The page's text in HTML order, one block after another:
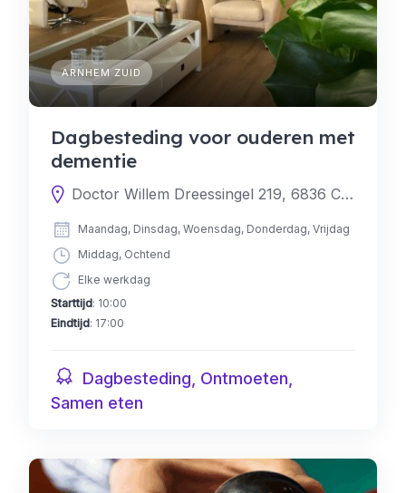
ARNHEM ZUID
Dagbesteding voor ouderen met
dementie
Doctor Willem Dreessingel 219, 6836 CS Arnhem, Nederland
Maandag, Dinsdag, Woensdag, Donderdag, Vrijdag
Middag, Ochtend
Elke werkdag
Starttijd: 10:00
Eindtijd: 17:00
Dagbesteding, Ontmoeten,
Samen eten